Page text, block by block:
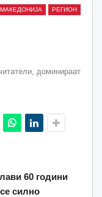
МАКЕДОНИЈА РЕГИОН
доминираат
60 години
силно